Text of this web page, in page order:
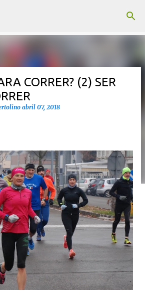
CORRER? (2) SER
abril 07, 2018